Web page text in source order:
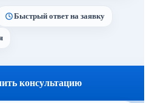
Быстрый ответ на заявку
консультацию